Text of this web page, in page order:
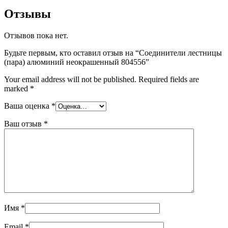
Отзывы
Отзывов пока нет.
Будьте первым, кто оставил отзыв на “Соединители лестницы
(пара) алюминий неокрашенный 804556”
Your email address will not be published. Required fields are
marked *
Ваша оценка *
Ваш отзыв *
Имя *